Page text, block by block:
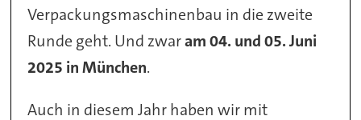
Verpackungsmaschinenbau in die zweite
Runde geht. Und zwaram 04. und 05. Juni
2025 in München.
Auch in diesem Jahr haben wir mit